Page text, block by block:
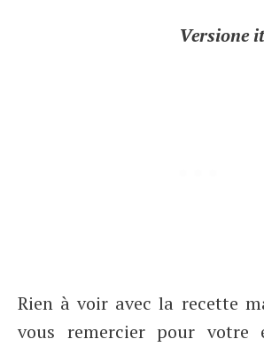
Versione
Rien à voir avec la recette
vous remercier pour votre